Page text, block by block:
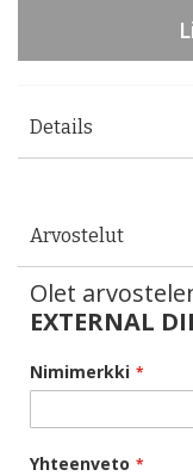
Details
Arvostelut
Olet
EXTERNAL
Nimimerkki
Yhteenveto